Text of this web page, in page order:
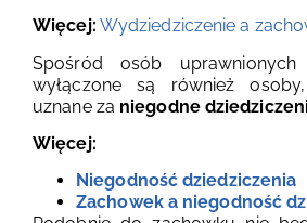
Więcej: Wydziedziczenie a
Spośród osób
wyłączone są również
uznane za niegodne
Więcej:
Niegodność dziedziczenia
Zachowek a niegodność